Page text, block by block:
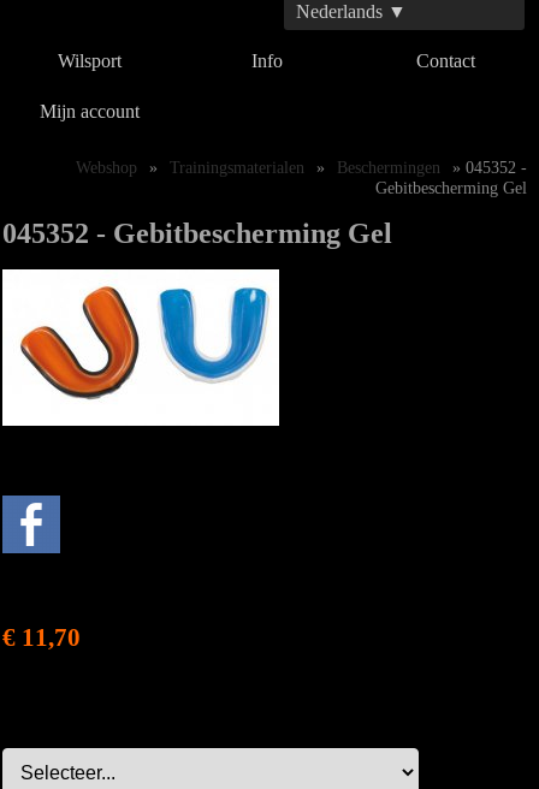
Nederlands ▼
Wilsport Info Contact
Mijn account
Webshop » Trainingsmaterialen » Beschermingen
» 045352 -
Gebitbescherming Gel
045352 - Gebitbescherming Gel
€ 11,70